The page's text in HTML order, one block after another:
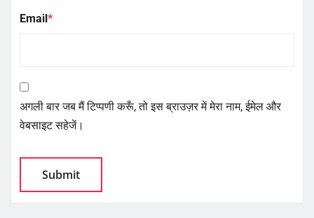
Email*
अगली बार जब मैं टिप्पणी करूँ, तो इस ब्राउज़र में मेरा नाम, ईमेल और
वेबसाइट सहेजें।